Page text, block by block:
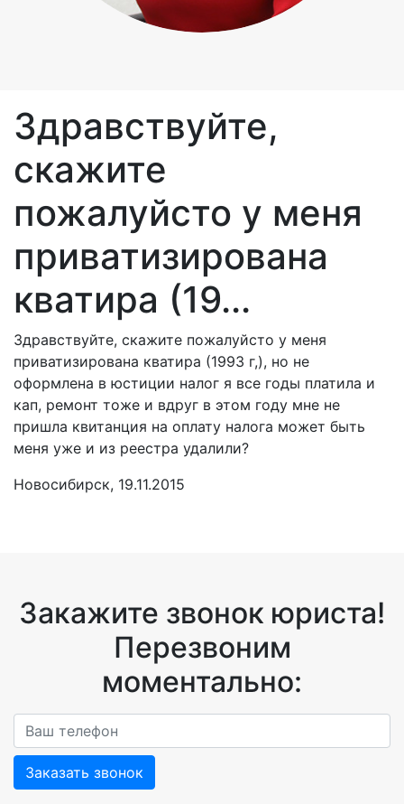
Здравствуйте,
скажите
пожалуйсто у меня
приватизирована
кватира (19...
Здравствуйте, скажите пожалуйсто у меня
приватизирована кватира (1993 г,), но не
оформлена в юстиции налог я все годы платила и
кап, ремонт тоже и вдруг в этом году мне не
пришла квитанция на оплату налога может быть
меня уже и из реестра удалили?
Новосибирск, 19.11.2015
Закажите звонок юриста!
Перезвоним
моментально:
Заказать звонок